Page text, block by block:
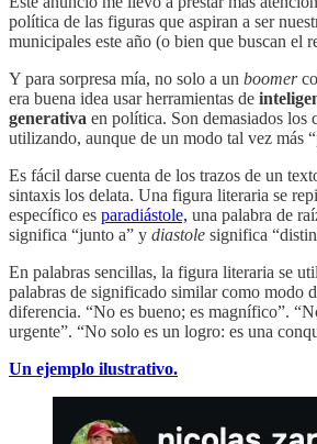
política de las figuras que aspiran a ser
municipales este año (o bien que buscan el
Y para sorpresa mía, no solo a un boomer
era buena idea usar herramientas de
generativa en política. Son demasiados los
utilizando, aunque de un modo tal vez más
Es fácil darse cuenta de los trazos de un
sintaxis los delata. Una figura literaria se
específico es paradiástole, una palabra de
significa “junto a” y diastole significa
En palabras sencillas, la figura literaria se
palabras de significado similar como modo
diferencia. “No es bueno; es magnífico”.
urgente”. “No solo es un logro: es una
Un ejemplo ilustrativo.